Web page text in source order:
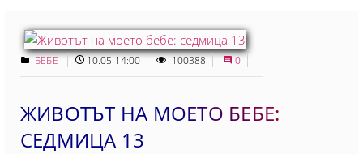
БЕБЕ 10.05 14:00 100388 0
ЖИВОТЪТ НА МОЕТО БЕБЕ:
СЕДМИЦА 13